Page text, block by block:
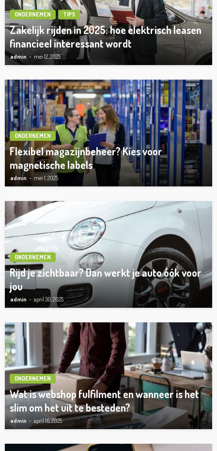
ONDERNEMEN TIPS
Zakelijk rijden in 2025: hoe elektrisch leasen
financieel interessant wordt
admin mei 12, 2025
ONDERNEMEN
Flexibel magazijnbeheer? Kies voor
magnetische labels
admin mei 1, 2025
ONDERNEMEN
Rijd je zichtbaar? Dan werkt je auto óók voor
jou
admin april 30, 2025
ONDERNEMEN
Wat is webshop fulfilment en wanneer is het
slim om het uit te besteden?
admin april 16, 2025